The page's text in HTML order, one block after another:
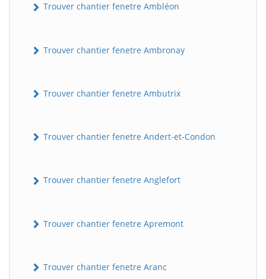
Trouver chantier fenetre Ambléon
Trouver chantier fenetre Ambronay
Trouver chantier fenetre Ambutrix
Trouver chantier fenetre Andert-et-Condon
Trouver chantier fenetre Anglefort
Trouver chantier fenetre Apremont
Trouver chantier fenetre Aranc